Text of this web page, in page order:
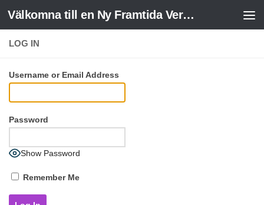
Skip to content Välkomna till en Ny Framtida Verklighet
LOG IN
Username or Email Address
Password
Show Password
Remember Me